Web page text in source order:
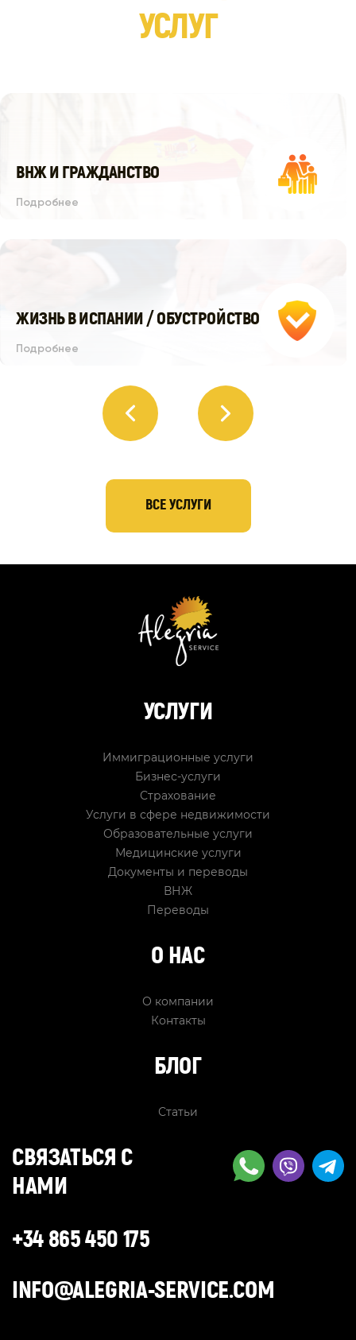
УСЛУГ
ВНЖ И ГРАЖДАНСТВО
Подробнее
ЖИЗНЬ В ИСПАНИИ / ОБУСТРОЙСТВО
Подробнее
ВСЕ УСЛУГИ
УСЛУГИ
Иммиграционные услуги
Бизнес-услуги
Страхование
Услуги в сфере недвижимости
Образовательные услуги
Медицинские услуги
Документы и переводы
ВНЖ
Переводы
О НАС
О компании
Контакты
БЛОГ
Статьи
СВЯЗАТЬСЯ С
НАМИ
+34 865 450 175
INFO@ALEGRIA-SERVICE.COM